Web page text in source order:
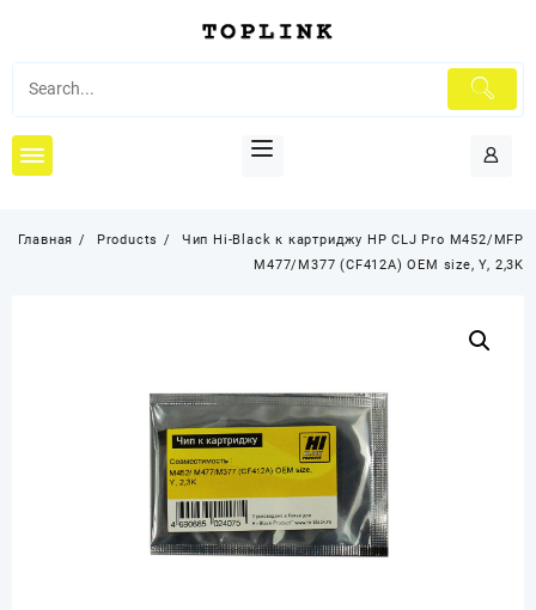
содержимому
Главная Products
Чип Hi-Black к картриджу HP CLJ Pro M452/MFP
M477/M377 (CF412A) OEM size, Y, 2,3K